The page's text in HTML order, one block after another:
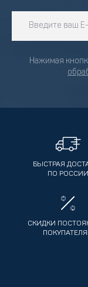
Нажимая
БЫСТРАЯ
ПО РОССИИ
СКИДКИ